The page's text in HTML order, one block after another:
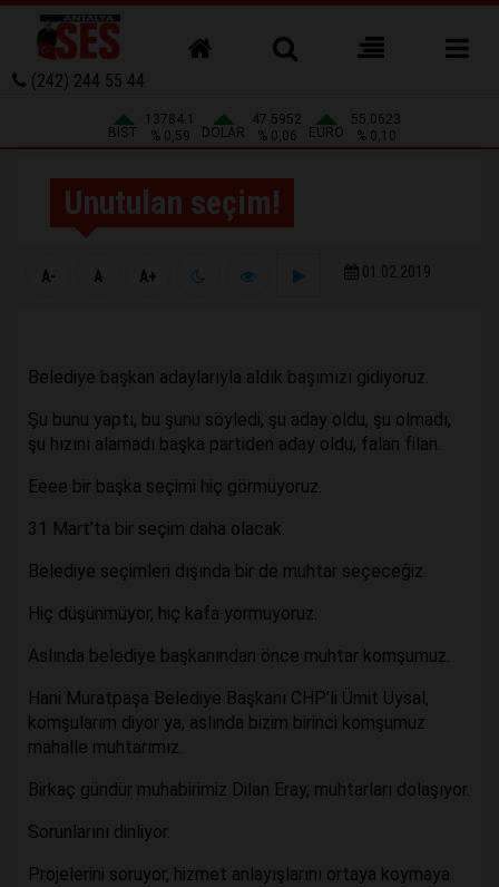
(242) 244 55 44
BIST
13784.1
% 0,59
DOLAR
47.5952
% 0,06
EURO
55.0623
% 0,10
Unutulan seçim!
A- A A+ 01.02.2019
Belediye başkan adaylarıyla aldık başımızı gidiyoruz.
Şu bunu yaptı, bu şunu söyledi, şu aday oldu, şu olmadı,
şu hızını alamadı başka partiden aday oldu, falan filan.
Eeee bir başka seçimi hiç görmüyoruz.
31 Mart’ta bir seçim daha olacak.
Belediye seçimleri dışında bir de muhtar seçeceğiz.
Hiç düşünmüyor, hiç kafa yormuyoruz.
Aslında belediye başkanından önce muhtar komşumuz.
Hani Muratpaşa Belediye Başkanı CHP’li Ümit Uysal,
komşularım diyor ya, aslında bizim birinci komşumuz
mahalle muhtarımız.
Birkaç gündür muhabirimiz Dilan Eray, muhtarları dolaşıyor.
Sorunlarını dinliyor.
Projelerini soruyor, hizmet anlayışlarını ortaya koymaya